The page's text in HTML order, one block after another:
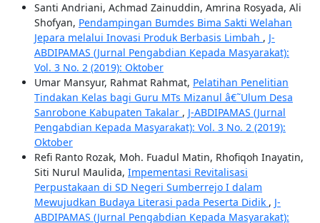
Santi Andriani, Achmad Zainuddin, Amrina Rosyada, Ali
Shofyan, Pendampingan Bumdes Bima Sakti Welahan
Jepara melalui Inovasi Produk Berbasis Limbah , J-
ABDIPAMAS (Jurnal Pengabdian Kepada Masyarakat):
Vol. 3 No. 2 (2019): Oktober
Umar Mansyur, Rahmat Rahmat, Pelatihan Penelitian
Tindakan Kelas bagi Guru MTs Mizanul â€˜Ulum Desa
Sanrobone Kabupaten Takalar , J-ABDIPAMAS (Jurnal
Pengabdian Kepada Masyarakat): Vol. 3 No. 2 (2019):
Oktober
Refi Ranto Rozak, Moh. Fuadul Matin, Rhofiqoh Inayatin,
Siti Nurul Maulida, Impementasi Revitalisasi
Perpustakaan di SD Negeri Sumberrejo I dalam
Mewujudkan Budaya Literasi pada Peserta Didik , J-
ABDIPAMAS (Jurnal Pengabdian Kepada Masyarakat):